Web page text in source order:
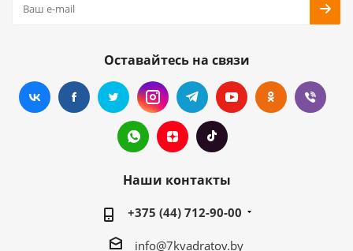
Оставайтесь на связи
Наши контакты
+375 (44) 712-90-00
info@7kvadratov.by